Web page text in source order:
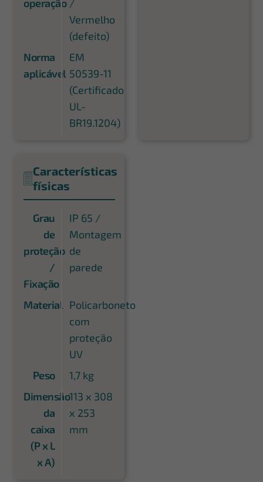
operação /
Vermelho
(defeito)
Norma
aplicável
EM
50539-11
(Certificado
UL-
BR19.1204)
Características
físicas
Grau
de
proteção
/
Fixação
IP 65 /
Montagem
de
parede
Material Policarboneto
com
proteção
UV
Peso
1,7 kg
Dimensão
da
caixa
(P x L
x A)
113 x 308
x 253
mm